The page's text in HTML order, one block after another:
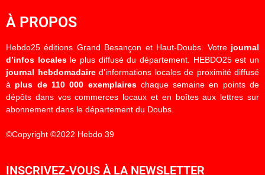
À PROPOS
Hebdo25 éditions Grand Besançon et Haut-Doubs. Votre journal
d’infos localesle plus diffusé du département. HEBDO25 est un
journal hebdomadaired’informations locales de proximité diffusé
à plus de 110 000 exemplaireschaque semaine en points de
dépôts dans vos commerces locaux et en boîtes aux lettres sur
abonnement dans le département du Doubs.
©Copyright ©2022 Hebdo 39
INSCRIVEZ-VOUS À LA NEWSLETTER